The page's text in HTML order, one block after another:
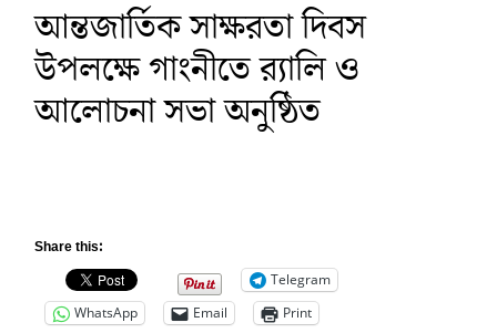
আন্তজার্তিক সাক্ষরতা দিবস
উপলক্ষে গাংনীতে র‌্যালি ও
আলোচনা সভা অনুষ্ঠিত
Share this:
Telegram
WhatsApp
Email Print